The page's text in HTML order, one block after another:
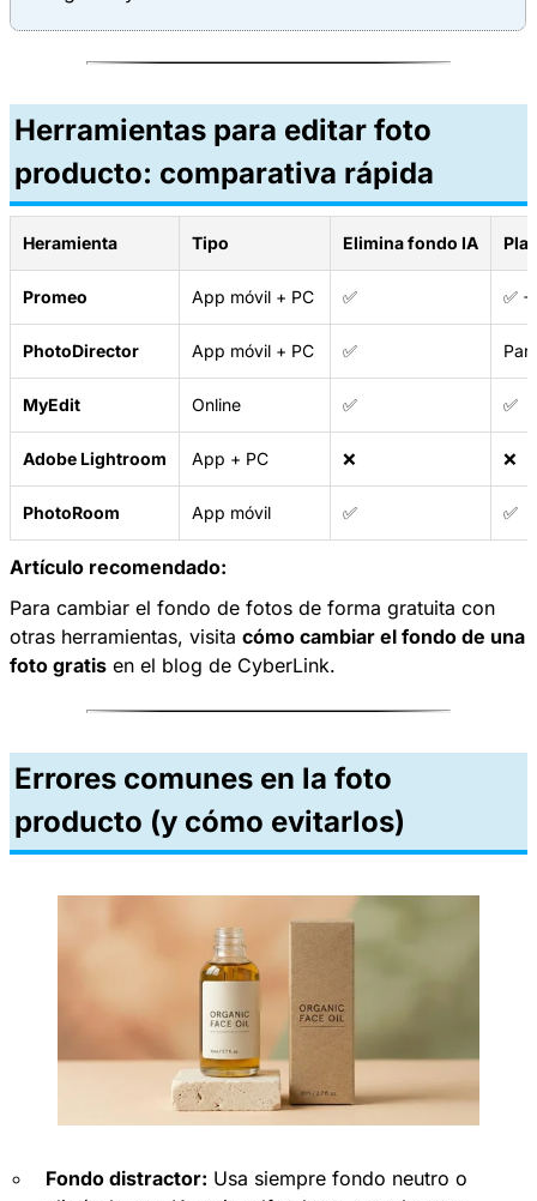
Herramientas para editar foto
producto: comparativa rápida
Heramienta Tipo Elimina fondo IA
Promeo App móvil + PC ✅ ✅
PhotoDirector App móvil + PC ✅
MyEdit Online ✅ ✅
Adobe Lightroom App + PC ❌ ❌
PhotoRoom App móvil ✅ ✅
Artículo recomendado:
Para cambiar el fondo de fotos de forma gratuita con
otras herramientas, visita cómo cambiar el fondo de una
foto gratis en el blog de CyberLink.
Errores comunes en la foto
producto (y cómo evitarlos)
Fondo distractor: Usa siempre fondo neutro o